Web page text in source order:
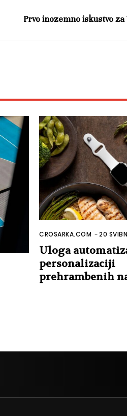
Prvo inozemno iskustvo za
CROSARKA.COM -20
Uloga
personalizaciji
prehrambenih